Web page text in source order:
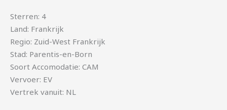
Sterren: 4
Land: Frankrijk
Regio: Zuid-West Frankrijk
Stad: Parentis-en-Born
Soort Accomodatie: CAM
Vervoer: EV
Vertrek vanuit: NL